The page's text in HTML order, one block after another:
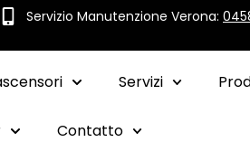
Servizio Manutenzione Verona:
Servizi
Contatto